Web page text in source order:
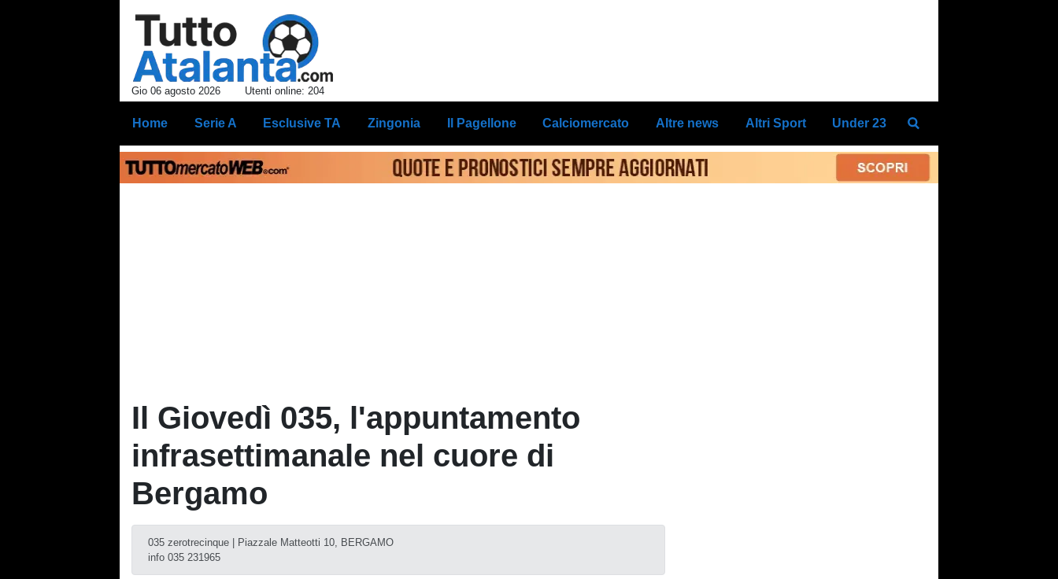
Gio 06 agosto 2026 Utenti online: 204
Home Serie A Esclusive TA Zingonia Il Pagellone Calciomercato Altre news Altri Sport Under 23
Il Giovedì 035, l'appuntamento
infrasettimanale nel cuore di
Bergamo
035 zerotrecinque | Piazzale Matteotti 10, BERGAMO
info 035 231965